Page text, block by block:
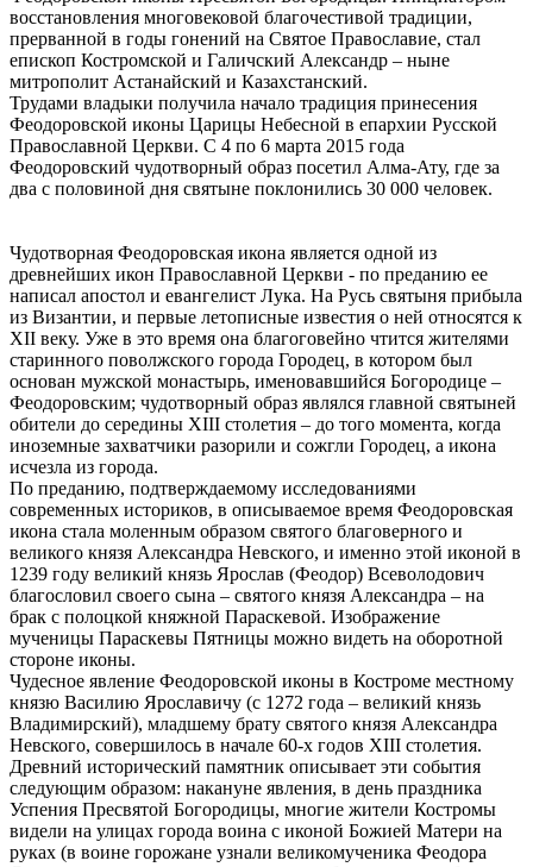
восстановления многовековой благочестивой традиции,
прерванной в годы гонений на Святое Православие, стал
епископ Костромской и Галичский Александр – ныне
митрополит Астанайский и Казахстанский.
Трудами владыки получила начало традиция принесения
Феодоровской иконы Царицы Небесной в епархии Русской
Православной Церкви. С 4 по 6 марта 2015 года
Феодоровский чудотворный образ посетил Алма-Ату, где за
два с половиной дня святыне поклонились 30 000 человек.
Чудотворная Феодоровская икона является одной из
древнейших икон Православной Церкви - по преданию ее
написал апостол и евангелист Лука. На Русь святыня прибыла
из Византии, и первые летописные известия о ней относятся к
XII веку. Уже в это время она благоговейно чтится жителями
старинного поволжского города Городец, в котором был
основан мужской монастырь, именовавшийся Богородице –
Феодоровским; чудотворный образ являлся главной святыней
обители до середины XIII столетия – до того момента, когда
иноземные захватчики разорили и сожгли Городец, а икона
исчезла из города.
По преданию, подтверждаемому исследованиями
современных историков, в описываемое время Феодоровская
икона стала моленным образом святого благоверного и
великого князя Александра Невского, и именно этой иконой в
1239 году великий князь Ярослав (Феодор) Всеволодович
благословил своего сына – святого князя Александра – на
брак с полоцкой княжной Параскевой. Изображение
мученицы Параскевы Пятницы можно видеть на оборотной
стороне иконы.
Чудесное явление Феодоровской иконы в Костроме местному
князю Василию Ярославичу (с 1272 года – великий князь
Владимирский), младшему брату святого князя Александра
Невского, совершилось в начале 60-х годов XIII столетия.
Древний исторический памятник описывает эти события
следующим образом: накануне явления, в день праздника
Успения Пресвятой Богородицы, многие жители Костромы
видели на улицах города воина с иконой Божией Матери на
руках (в воине горожане узнали великомученика Феодора